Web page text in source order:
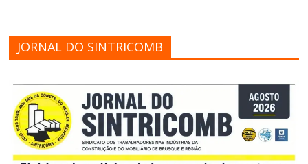
JORNAL DO SINTRICOMB